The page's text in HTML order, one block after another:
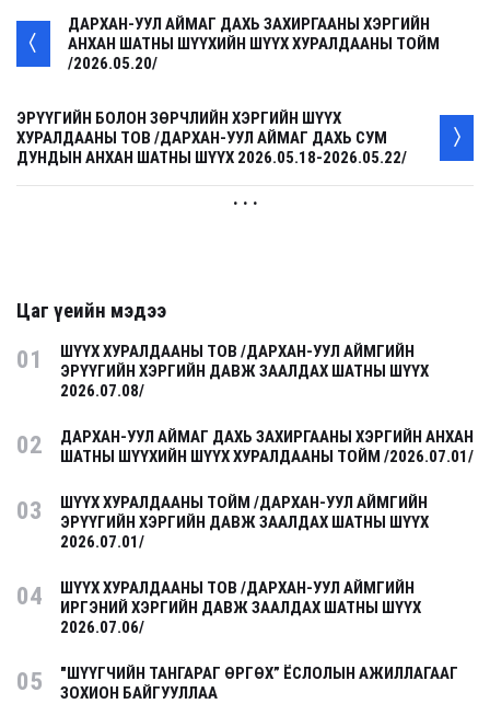
ДАРХАН-УУЛ АЙМАГ ДАХЬ ЗАХИРГААНЫ ХЭРГИЙН
АНХАН ШАТНЫ ШҮҮХИЙН ШҮҮХ ХУРАЛДААНЫ ТОЙМ
/2026.05.20/
ЭРҮҮГИЙН БОЛОН ЗӨРЧЛИЙН ХЭРГИЙН ШҮҮХ
ХУРАЛДААНЫ ТОВ /ДАРХАН-УУЛ АЙМАГ ДАХЬ СУМ
ДУНДЫН АНХАН ШАТНЫ ШҮҮХ 2026.05.18-2026.05.22/
. . .
Цаг үеийн мэдээ
01
ШҮҮХ ХУРАЛДААНЫ ТОВ /ДАРХАН-УУЛ АЙМГИЙН
ЭРҮҮГИЙН ХЭРГИЙН ДАВЖ ЗААЛДАХ ШАТНЫ ШҮҮХ
2026.07.08/
02
ДАРХАН-УУЛ АЙМАГ ДАХЬ ЗАХИРГААНЫ ХЭРГИЙН АНХАН
ШАТНЫ ШҮҮХИЙН ШҮҮХ ХУРАЛДААНЫ ТОЙМ /2026.07.01/
03
ШҮҮХ ХУРАЛДААНЫ ТОЙМ /ДАРХАН-УУЛ АЙМГИЙН
ЭРҮҮГИЙН ХЭРГИЙН ДАВЖ ЗААЛДАХ ШАТНЫ ШҮҮХ
2026.07.01/
04
ШҮҮХ ХУРАЛДААНЫ ТОВ /ДАРХАН-УУЛ АЙМГИЙН
ИРГЭНИЙ ХЭРГИЙН ДАВЖ ЗААЛДАХ ШАТНЫ ШҮҮХ
2026.07.06/
05
"ШҮҮГЧИЙН ТАНГАРАГ ӨРГӨХ” ЁСЛОЛЫН АЖИЛЛАГААГ
ЗОХИОН БАЙГУУЛЛАА